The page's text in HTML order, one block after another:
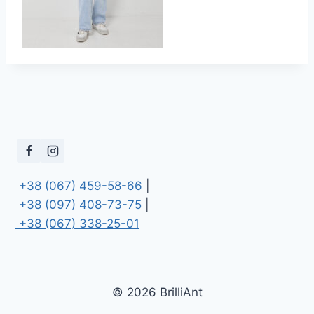
+38 (067) 459-58-66
+38 (097) 408-73-75
+38 (067) 338-25-01
© 2026 BrilliAnt